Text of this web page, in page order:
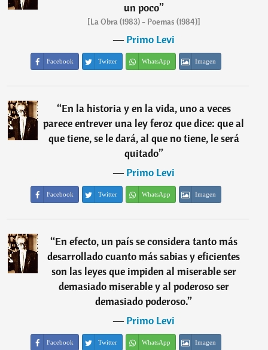
un poco”
[La Obra (1983) - Poemas (1984)]
―Primo Levi
Facebook Twitter WhatsApp Imagen
“En la historia y en la vida, uno a veces
parece entrever una ley feroz que dice: que al
que tiene, se le dará, al que no tiene, le será
quitado”
―Primo Levi
Facebook Twitter WhatsApp Imagen
“En efecto, un país se considera tanto más
desarrollado cuanto más sabias y eficientes
son las leyes que impiden al miserable ser
demasiado miserable y al poderoso ser
demasiado poderoso.”
―Primo Levi
Facebook Twitter WhatsApp Imagen